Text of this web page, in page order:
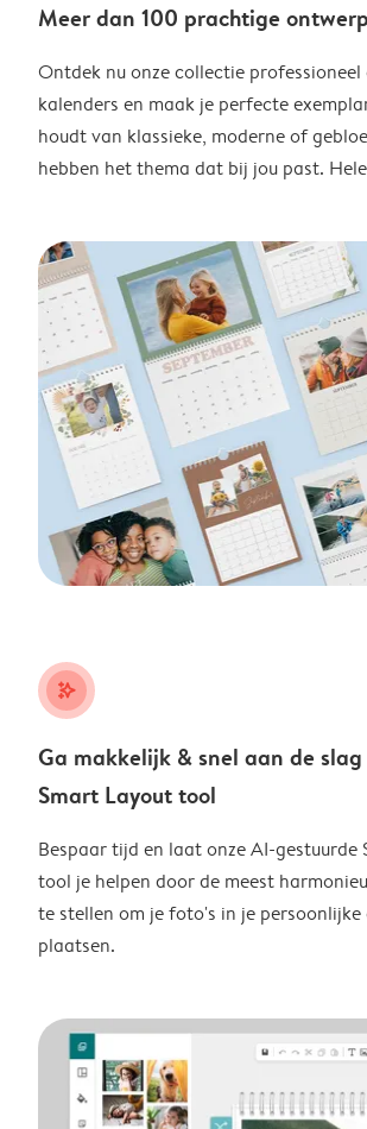
Meer dan 100 prachtige
Ontdek nu onze collectie
kalenders en maak je perfecte
houdt van klassieke, moderne of
hebben het thema dat bij jou past.
stars_plus
Ga makkelijk & snel aan de slag
Smart Layout tool
Bespaar tijd en laat onze AI-gestuurde
tool je helpen door de meest
te stellen om je foto's in je
plaatsen.